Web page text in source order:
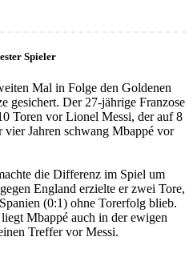
Spieler
Mal in Folge den Goldenen
gesichert. Der 27-jährige Franzose
Toren vor Lionel Messi, der auf 8
Jahren schwang Mbappé vor
die Differenz im Spiel um
England erzielte er zwei Tore,
(0:1) ohne Torerfolg blieb.
Mbappé auch in der ewigen
Treffer vor Messi.